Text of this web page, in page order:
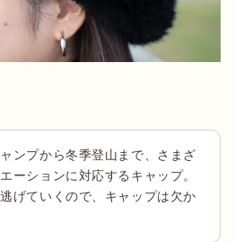
ンプから冬季登山まで、さまざ
ーションに対応するキャップ。
げていくので、キャップは欠か